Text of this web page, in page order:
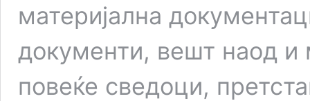
материјална
документи, вешт наод и
повеќе сведоци,